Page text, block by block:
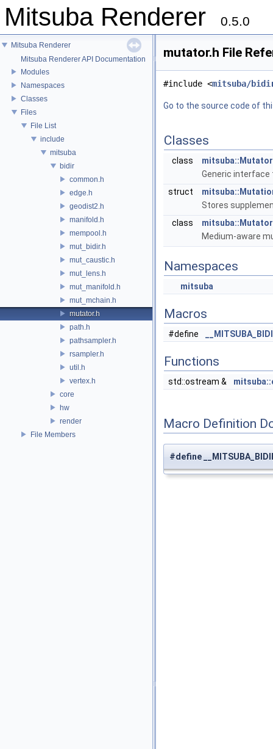
Mitsuba Renderer 0.5.0
Mitsuba Renderer
Mitsuba Renderer API Documentation
Modules
Namespaces
Classes
Files
File List
include
mitsuba
bidir
common.h
edge.h
geodist2.h
manifold.h
mempool.h
mut_bidir.h
mut_caustic.h
mut_lens.h
mut_manifold.h
mut_mchain.h
mutator.h
path.h
pathsampler.h
rsampler.h
util.h
vertex.h
core
hw
render
File Members
mutator.h File
#include <mitsuba/
Go to the source code of
Classes
class
mitsuba::Mutator
Generic
struct
Stores
class
Medium-aware
Namespaces
mitsuba
Macros
#define
Functions
std::ostream &
Macro Definition
#define